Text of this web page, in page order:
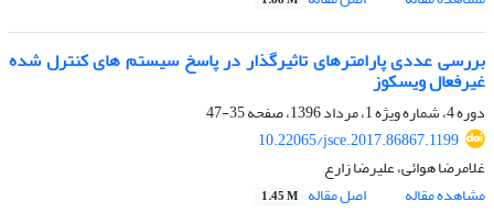
بررسی عددی پارامترهای تاثیرگذار در پاسخ سیستم های کنترل شده
غیرفعال ویسکوز
دوره 4، شماره ویژه 1، مرداد 1396، صفحه
35-47
10.22065/jsce.2017.86867.1199
غلامرضا هوائی، علیرضا زارع
مشاهده مقاله
اصل مقاله 1.45 M